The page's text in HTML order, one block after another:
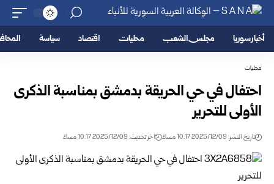
أخبار سوريا مجلس الشعب محليات اقتصاد سياسة
محليات
احتفال في حي الحريقة بدمشق بمناسبة الذكرى
الأولى للتحرير
تاريخ النشر: 2025/12/09 10:17 مساءً اخر تحديث: 2025/12/09 10:17 مساءً